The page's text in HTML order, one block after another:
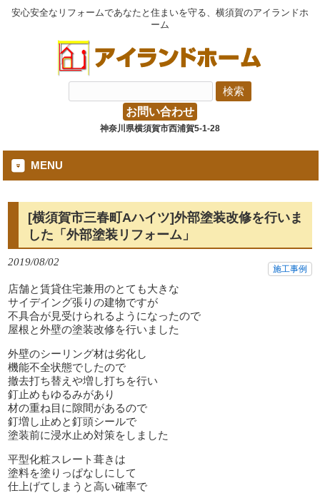
安心安全なリフォームであなたと住まいを守る、横須賀のアイランドホ
ーム
お問い合わせ
神奈川県横須賀市西浦賀5-1-28
MENU
[横須賀市三春町Aハイツ]外部塗装改修を行いま
した「外部塗装リフォーム」
2019/08/02
施工事例
店舗と賃貸住宅兼用のとても大きな
サイデイング張りの建物ですが
不具合が見受けられるようになったので
屋根と外壁の塗装改修を行いました
外壁のシーリング材は劣化し
機能不全状態でしたので
撤去打ち替えや増し打ちを行い
釘止めもゆるみがあり
材の重ね目に隙間があるので
釘増し止めと釘頭シールで
塗装前に浸水止め対策をしました
平型化粧スレート葺きは
塗料を塗りっぱなしにして
仕上げてしまうと高い確率で